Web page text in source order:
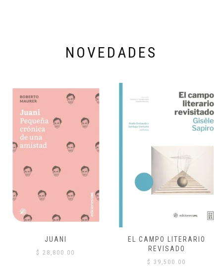
NOVEDADES
JUANI
$ 28,800.00
EL CAMPO LITERARIO
REVISADO
$ 39,500.00